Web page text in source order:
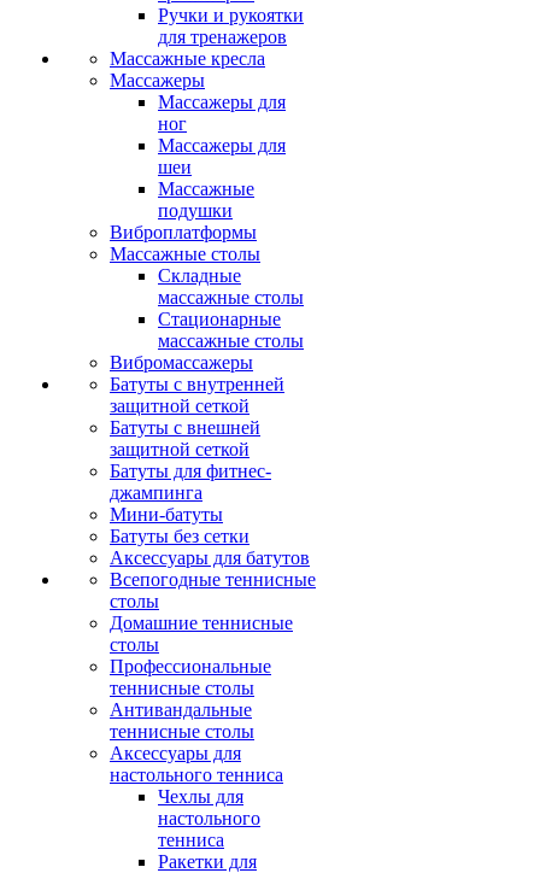
Ручки и рукоятки
для тренажеров
Массажные кресла
Массажеры
Массажеры для
ног
Массажеры для
шеи
Массажные
подушки
Виброплатформы
Массажные столы
Складные
массажные столы
Стационарные
массажные столы
Вибромассажеры
Батуты с внутренней
защитной сеткой
Батуты с внешней
защитной сеткой
Батуты для фитнес-
джампинга
Мини-батуты
Батуты без сетки
Аксессуары для батутов
Всепогодные теннисные
столы
Домашние теннисные
столы
Профессиональные
теннисные столы
Антивандальные
теннисные столы
Аксессуары для
настольного тенниса
Чехлы для
настольного
тенниса
Ракетки для